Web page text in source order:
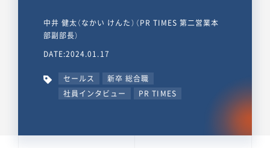
中井 健太（なかい けんた）（PR TIMES 第二営業本
部副部長）
DATE:2024.01.17
セールス
新卒 総合職
社員インタビュー
PR TIMES